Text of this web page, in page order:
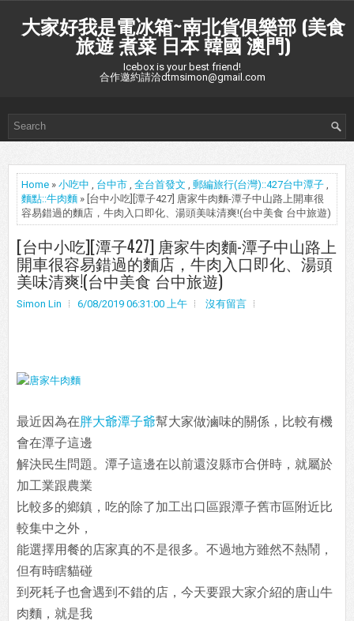
大家好我是電冰箱~南北貨俱樂部 (美食
旅遊 煮菜 日本 韓國 澳門)
Icebox is your best friend!
合作邀約請洽dtmsimon@gmail.com
Home » 小吃中 , 台中市 , 全台首發文 , 郵編旅行(台灣)::427台中潭子 ,
麵點::牛肉麵 » [台中小吃][潭子427] 唐家牛肉麵-潭子中山路上開車很
容易錯過的麵店，牛肉入口即化、湯頭美味清爽!(台中美食 台中旅遊)
[台中小吃][潭子427] 唐家牛肉麵-潭子中山路上
開車很容易錯過的麵店，牛肉入口即化、湯頭
美味清爽!(台中美食 台中旅遊)
Simon Lin 6/08/2019 06:31:00 上午 沒有留言
最近因為在 胖大爺潭子爺幫大家做滷味的關係，比較有機
會在潭子這邊
解決民生問題。潭子這邊在以前還沒縣市合併時，就屬於
加工業跟農業
比較多的鄉鎮，吃的除了加工出口區跟潭子舊市區附近比
較集中之外，
能選擇用餐的店家真的不是很多。不過地方雖然不熱鬧，
但有時瞎貓碰
到死耗子也會遇到不錯的店，今天要跟大家介紹的唐山牛
肉麵，就是我